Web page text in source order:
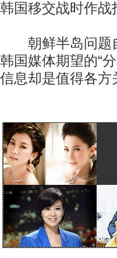
韩国移交战时作战
朝鲜半岛问题自
韩国媒体期望的“
信息却是值得各方